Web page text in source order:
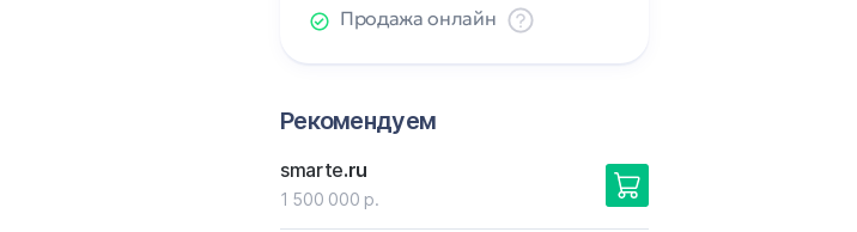
Продажа онлайн
Рекомендуем
smarte.ru
1 500 000 р.